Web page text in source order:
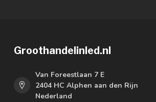
Groothandelinled.nl
Van Foreestlaan 7 E
2404 HC Alphen aan den Rijn
Nederland